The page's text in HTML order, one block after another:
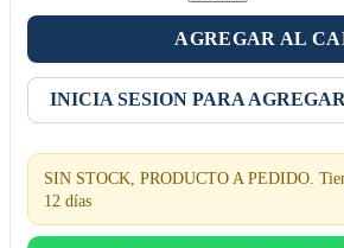
AGREGAR AL
INICIA SESION PARA AGREGAR
SIN STOCK, PRODUCTO A PEDIDO.
12 días